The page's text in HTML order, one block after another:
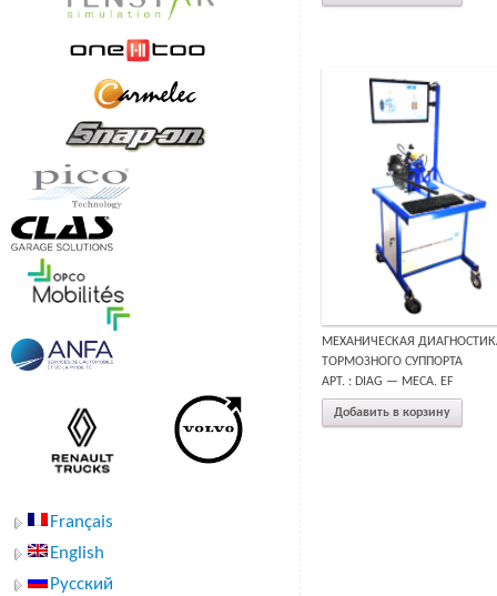
МЕХАНИЧЕСКАЯ
ТОРМОЗНОГО СУППОРТА
АРТ. : DIAG — MECA. EF
Добавить в корзину
Français
English
Русский